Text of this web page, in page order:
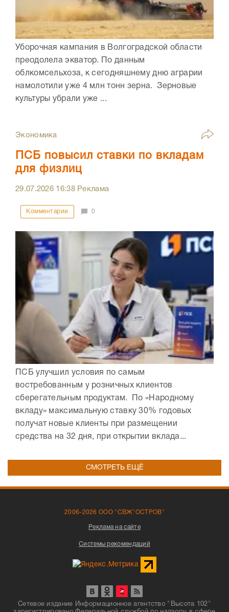
Уборочная кампания в Волгоградской области
преодолела экватор. По данным
облкомсельхоза, к сегодняшнему дню аграрии
намолотили уже 4 млн тонн зерна. Зерновые
культуры убрали уже ...
Экономика
ПСБ повысил ставки по вкладам
для физлиц
29.07.2026 16:38Реклама
Комментарии 0
ПСБ улучшил условия по самым
востребованным у розничных клиентов
сберегательным продуктам. По «Народному
вкладу» максимальную ставку 30% годовых
получат новые клиенты при размещении
средства на 32 дня, при открытии вклада...
СМОТРЕТЬ ЕЩЁ
2006-2026 ООО "СВЖ"ОСТРОВ"
Реклама на сайте
Системы рекомендаций
Сетевое издание Информационное агентство "Высота 102"